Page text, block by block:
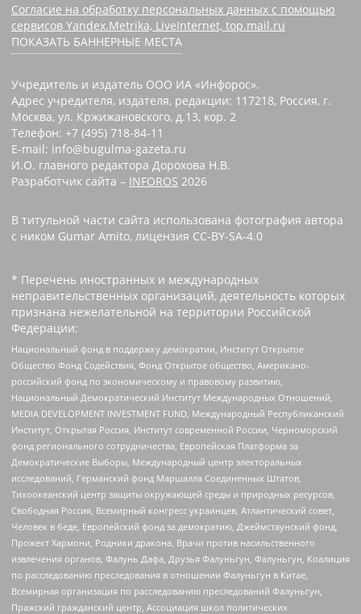
Согласие на обработку персональных данных с помощью
сервисов Yandex.Metrika, LiveInternet, top.mail.ru
ПОКАЗАТЬ БАННЕРНЫЕ МЕСТА
Учредитель и издатель ООО ИА «Инфорос».
Адрес учредителя, издателя, редакции: 117218, Россия, г.
Москва, ул. Кржижановского, д.13, кор. 2
Телефон: +7 (495) 718-84-11
E-mail: info@bugulma-gazeta.ru
И.О. главного редактора Дорохова Н.В.
Разработчик сайта – INFOROS 2026
В титульной части сайта использована фотография автора
с ником Gumar Amito, лицензия CC-BY-SA-4.0
* Перечень иностранных и международных
неправительственных организаций, деятельность которых
признана нежелательной на территории Российской
Федерации:
Национальный фонд в поддержку демократии, Институт Открытое
Общество Фонд Содействия, Фонд Открытое общество, Американо-
российский фонд по экономическому и правовому развитию,
Национальный Демократический Институт Международных Отношений,
MEDIA DEVELOPMENT INVESTMENT FUND, Международный Республиканский
Институт, Открытая Россия, Институт современной России, Черноморский
фонд регионального сотрудничества, Европейская Платформа за
Демократические Выборы, Международный центр электоральных
исследований, Германский фонд Маршалла Соединенных Штатов,
Тихоокеанский центр защиты окружающей среды и природных ресурсов,
Свободная Россия, Всемирный конгресс украинцев, Атлантический совет,
Человек в беде, Европейский фонд за демократию, Джеймстаунский фонд,
Прожект Хармони, Родники дракона, Врачи против насильственного
извлечения органов, Фалунь Дафа, Друзья Фалуньгун, Фалуньгун, Коалиция
по расследованию преследования в отношении Фалуньгун в Китае,
Всемирная организация по расследованию преследований Фалуньгун,
Пражский гражданский центр, Ассоциация школ политических